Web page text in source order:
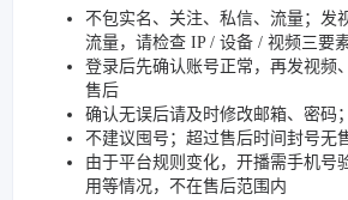
不包实名、关注、私信、流量；发
流量，请检查 IP / 设备 / 视频三要
登录后先确认账号正常，再发视频
售后
确认无误后请及时修改邮箱、密码
不建议囤号；超过售后时间封号无
由于平台规则变化，开播需手机号
用等情况，不在售后范围内